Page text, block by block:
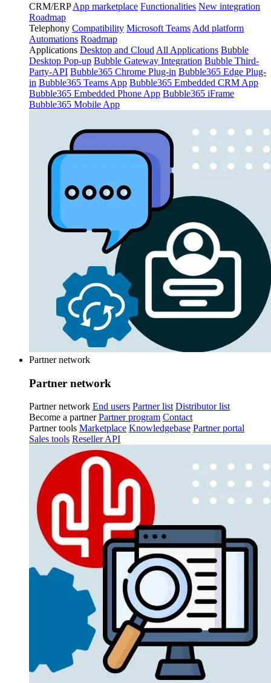
CRM/ERP App marketplace Functionalities New integration
Roadmap
Telephony Compatibility Microsoft Teams Add platform
Automations Roadmap
Applications Desktop and Cloud All Applications Bubble
Desktop Pop-up Bubble Gateway Integration Bubble Third-
Party-API Bubble365 Chrome Plug-in Bubble365 Edge Plug-
in Bubble365 Teams App Bubble365 Embedded CRM App
Bubble365 Embedded Phone App Bubble365 iFrame
Bubble365 Mobile App
Partner network
Partner network
Partner network End users Partner list Distributor list
Become a partner Partner program Contact
Partner tools Marketplace Knowledgebase Partner portal
Sales tools Reseller API